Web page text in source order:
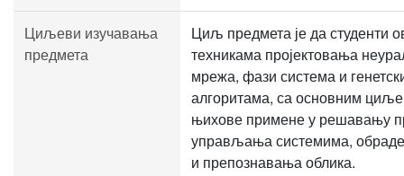
Циљеви изучавања
предмета
Циљ предмета је да студенти
техникама пројектовања
мрежа, фази система и
алгоритама, са основним
њихове примене у решавању
управљања системима,
и препознавања облика.